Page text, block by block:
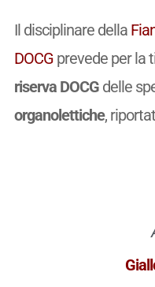
Il disciplinare della
DOCGprevede per la
riserva DOCGdelle
organolettiche,